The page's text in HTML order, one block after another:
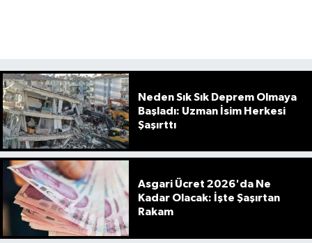
Neden Sık Sık Deprem Olmaya
Başladı: Uzman İsim Herkesi
Şaşırttı
Asgari Ücret 2026'da Ne
Kadar Olacak: İşte Şaşırtan
Rakam